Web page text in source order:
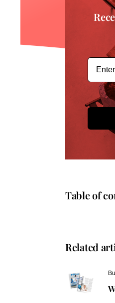
Table of
Related